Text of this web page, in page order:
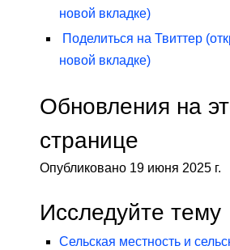
новой вкладке)
Поделиться на Твиттер
новой вкладке)
Обновления на
странице
Опубликовано 19 июня 2025 г.
Исследуйте тему
Сельская местность и